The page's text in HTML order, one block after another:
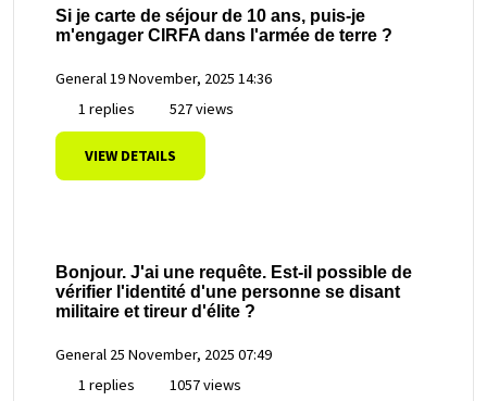
Si je carte de séjour de 10 ans, puis-je
m'engager CIRFA dans l'armée de terre ?
General19 November, 2025 14:36
1 replies
527 views
VIEW DETAILS
Bonjour. J'ai une requête. Est-il possible de
vérifier l'identité d'une personne se disant
militaire et tireur d'élite ?
General 25 November, 2025 07:49
1 replies
1057 views